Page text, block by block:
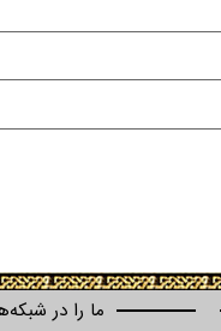
ما را در